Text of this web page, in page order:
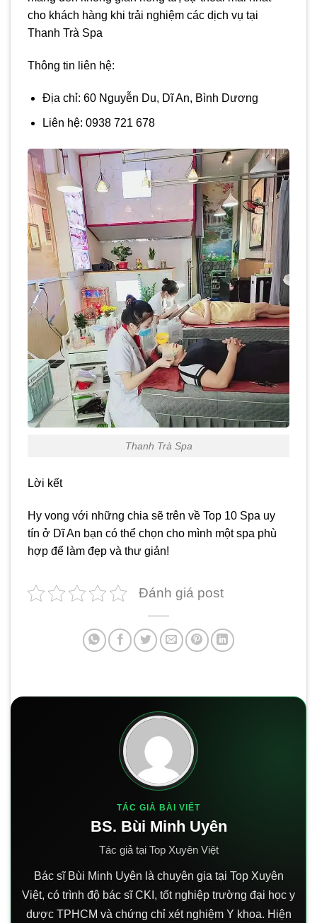
cho khách hàng khi trải nghiệm các dịch vụ tại
Thanh Trà Spa
Thông tin liên hệ:
Địa chỉ: 60 Nguyễn Du, Dĩ An, Bình Dương
Liên hệ: 0938 721 678
Thanh Trà Spa
Lời kết
Hy vong với những chia sẽ trên về Top 10 Spa uy
tín ở Dĩ An bạn có thể chọn cho mình một spa phù
hợp để làm đẹp và thư giản!
Đánh giá post
TÁC GIẢ BÀI VIẾT
BS. Bùi Minh Uyên
Tác giả tại Top Xuyên Việt
Bác sĩ Bùi Minh Uyên là chuyên gia tại Top Xuyên
Việt, có trình độ bác sĩ CKI, tốt nghiệp trường đại học y
dược TPHCM và chứng chỉ xét nghiệm Y khoa. Hiện